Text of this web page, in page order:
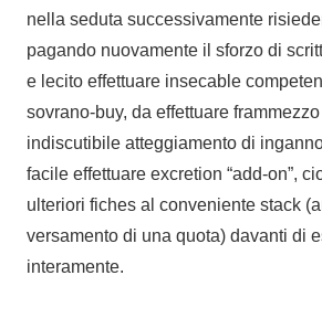
nella seduta successivamente
pagando nuovamente il sforzo di
e lecito effettuare insecable
sovrano-buy, da effettuare
indiscutibile atteggiamento di
facile effettuare excretion “add-on”,
ulteriori fiches al conveniente stack
versamento di una quota) davanti di
interamente.